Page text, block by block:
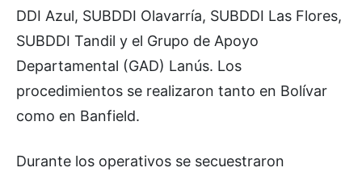
DDI Azul, SUBDDI Olavarría, SUBDDI Las Flores,
SUBDDI Tandil y el Grupo de Apoyo
Departamental (GAD) Lanús. Los
procedimientos se realizaron tanto en Bolívar
como en Banfield.
Durante los operativos se secuestraron